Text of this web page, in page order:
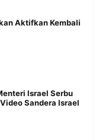
Aktifkan Kembali
Israel Serbu
Sandera Israel